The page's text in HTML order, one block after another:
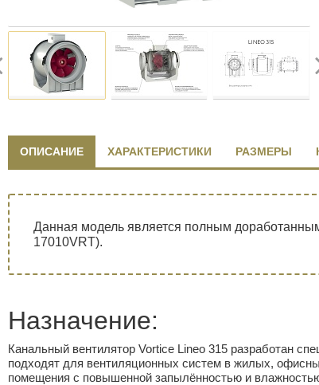
ОПИСАНИЕ ХАРАКТЕРИСТИКИ РАЗМЕРЫ
Данная модель является полным
17010VRT).
Назначение:
Канальный вентилятор Vortice Lineo 315 разработан
подходят для вентиляционных систем в жилых,
помещения с повышенной запылённостью и